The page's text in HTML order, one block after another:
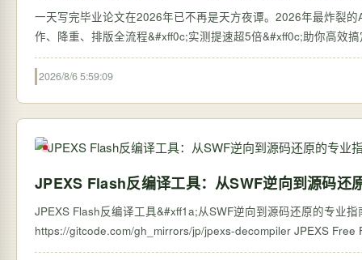
一天写完毕业论文在2026年已不再是天方夜谭。2026年最炸裂
作、降重、排版全流程&#xff0c;实测提速超5倍&#xff0c;助你高效
2026/8/6 5:59:09
JPEXS Flash反编译工具：从SWF逆向到源码还
JPEXS Flash反编译工具&#xff1a;从SWF逆向到源码还原的专业指南
https://gitcode.com/